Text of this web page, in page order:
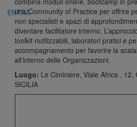
ENTRA
una Community of Practice per offrire
non specialisti e spazi di
diventare facilitatore interno.
toolkit riutilizzabili, laboratori pratici e
accompagnamento per favorire la
all’interno delle Organizzazioni.
Luogo: Le Ciminiere, Viale Africa , 12,
SICILIA